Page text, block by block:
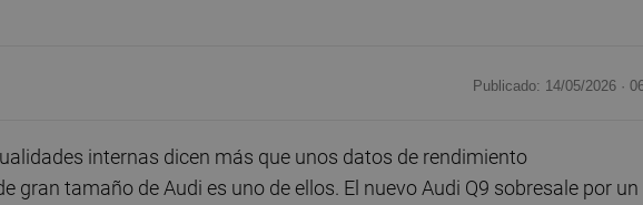
Publicado: 14/05/2026 ·
internas dicen más que unos datos de rendimiento
gran tamaño de Audi es uno de ellos. El nuevo Audi Q9 sobresale por un